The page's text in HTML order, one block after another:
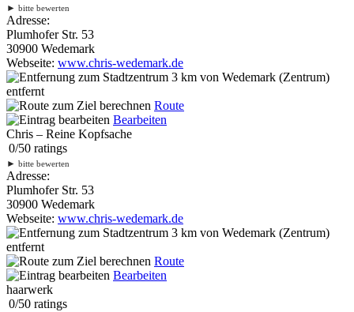
► bitte bewerten
Adresse:
Plumhofer Str. 53
30900 Wedemark
Webseite: www.chris-wedemark.de
3 km von Wedemark (Zentrum)
entfernt
Route
Bearbeiten
Chris – Reine Kopfsache
0/50 ratings
► bitte bewerten
Adresse:
Plumhofer Str. 53
30900 Wedemark
Webseite: www.chris-wedemark.de
3 km von Wedemark (Zentrum)
entfernt
Route
Bearbeiten
haarwerk
0/50 ratings